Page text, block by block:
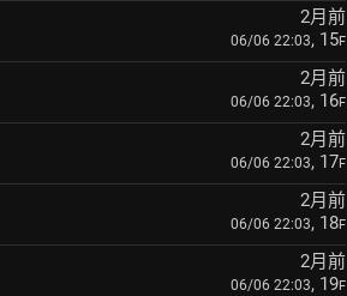
2月前
06/06 22:03, 15F
2月前
06/06 22:03, 16F
2月前
06/06 22:03, 17F
2月前
06/06 22:03, 18F
2月前
06/06 22:03, 19F